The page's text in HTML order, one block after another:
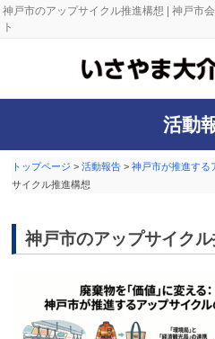
神戸市のアップサイクル推進構想 | 神戸市
ト
活動
トップページ >活動報告 >神戸市が推進する
サイクル推進構想
神戸市のアップサイク